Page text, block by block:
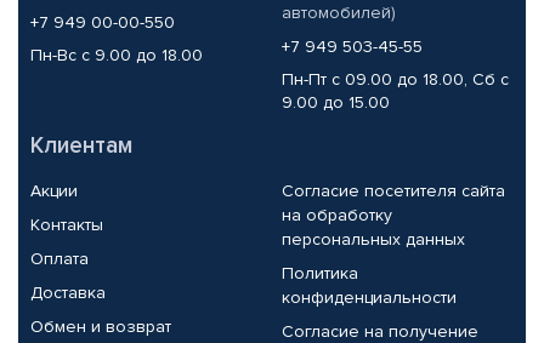
+7 949 00-00-550
Пн-Вс с 9.00 до 18.00
автомобилей)
+7 949 503-45-55
Пн-Пт с 09.00 до 18.00, Сб с
9.00 до 15.00
Клиентам
Акции
Контакты
Оплата
Доставка
Обмен и возврат
Согласие посетителя сайта
на обработку
персональных данных
Политика
конфиденциальности
Согласие на получение